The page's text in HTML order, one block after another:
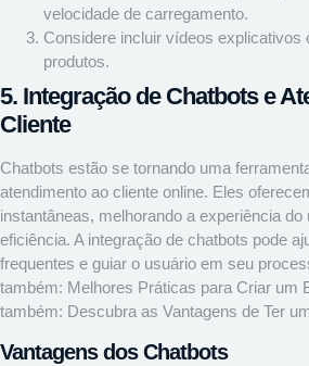
velocidade de carregamento.
Considere incluir vídeos explicativos
produtos.
5. Integração de Chatbots e
Cliente
Chatbots estão se tornando uma
atendimento ao cliente online. Eles
instantâneas, melhorando a experiência
eficiência. A integração de chatbots pode
frequentes e guiar o usuário em seu
também: Melhores Práticas para Criar um
também: Descubra as Vantagens de Ter
Vantagens dos Chatbots